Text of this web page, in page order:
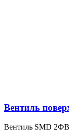
Вентиль
Вентиль SMD